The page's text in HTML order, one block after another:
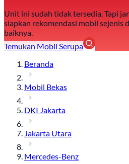
Unit ini sudah tidak tersedia. Tapi
siapkan rekomendasi mobil sejenis
baiknya.
Temukan Mobil Serupa
Beranda
Mobil Bekas
DKI Jakarta
Jakarta Utara
Mercedes-Benz